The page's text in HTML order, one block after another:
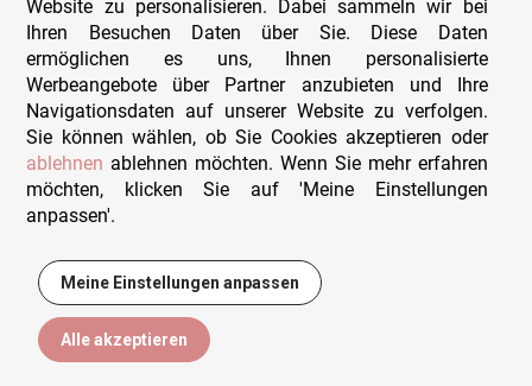
Filtern
Vintage Shop
Cobble Hill - 1000 Teile
15,95 €
- 1000 Teile
10,95 €
Website zu personalisieren. Dabei sammeln wir bei
Ihren Besuchen Daten über Sie. Diese Daten
ermöglichen es uns, Ihnen personalisierte
Werbeangebote über Partner anzubieten und Ihre
Navigationsdaten auf unserer Website zu verfolgen.
Sie können wählen, ob Sie Cookies akzeptieren oder
ablehnen ablehnen möchten. Wenn Sie mehr erfahren
möchten, klicken Sie auf 'Meine Einstellungen
anpassen'.
Meine Einstellungen anpassen
Alle akzeptieren